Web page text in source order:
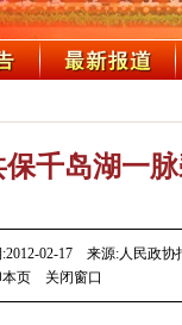
千岛湖一
02-17 来源:人民政协
页 关闭窗口